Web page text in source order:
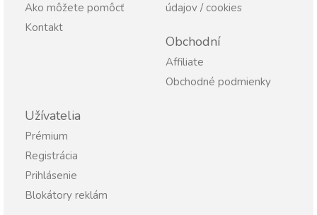
Ako môžete pomôcť
Kontakt
údajov / cookies
Obchodní
Affiliate
Obchodné podmienky
Užívatelia
Prémium
Registrácia
Prihlásenie
Blokátory reklám